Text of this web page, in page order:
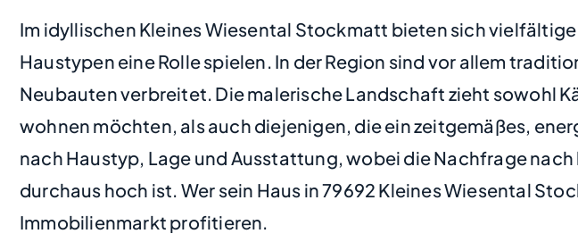
Im idyllischen Kleines Wiesental Stockmatt bieten sich
Haustypen eine Rolle spielen. In der Region sind vor allem
Neubauten verbreitet. Die malerische Landschaft zieht sowohl
wohnen möchten, als auch diejenigen, die ein zeitgemäßes,
nach Haustyp, Lage und Ausstattung, wobei die Nachfrage
durchaus hoch ist. Wer sein Haus in 79692 Kleines Wiesental
Immobilienmarkt profitieren.